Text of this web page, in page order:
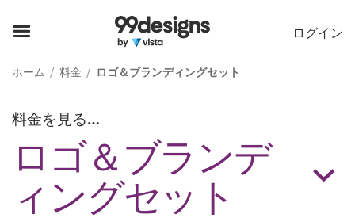
ログイン
ホーム 料金 ロゴ＆ブランディングセット
料金を見る…
ロゴ＆ブランデ
ィングセット
カカテゴリー一覧
ご利用の流れ
デザイナーを探す
インスピレーション